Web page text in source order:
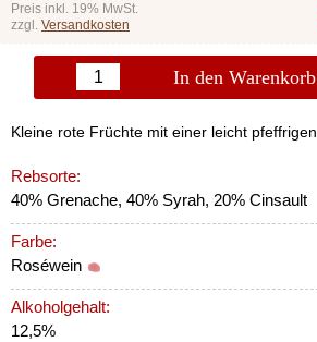
Preis inkl. 19% MwSt.
zzgl. Versandkosten
In den Warenkorb
Kleine rote Früchte mit einer leicht
Rebsorte:
40% Grenache, 40% Syrah, 20% Cinsault
Farbe:
Roséwein
Alkoholgehalt:
12,5%